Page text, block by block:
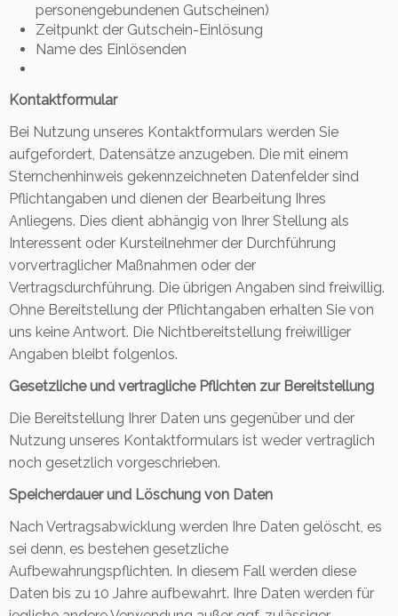
personengebundenen Gutscheinen)
Zeitpunkt der Gutschein-Einlösung
Name des Einlösenden
Kontaktformular
Bei Nutzung unseres Kontaktformulars werden Sie
aufgefordert, Datensätze anzugeben. Die mit einem
Sternchenhinweis gekennzeichneten Datenfelder sind
Pflichtangaben und dienen der Bearbeitung Ihres
Anliegens. Dies dient abhängig von Ihrer Stellung als
Interessent oder Kursteilnehmer der Durchführung
vorvertraglicher Maßnahmen oder der
Vertragsdurchführung. Die übrigen Angaben sind freiwillig.
Ohne Bereitstellung der Pflichtangaben erhalten Sie von
uns keine Antwort. Die Nichtbereitstellung freiwilliger
Angaben bleibt folgenlos.
Gesetzliche und vertragliche Pflichten zur Bereitstellung
Die Bereitstellung Ihrer Daten uns gegenüber und der
Nutzung unseres Kontaktformulars ist weder vertraglich
noch gesetzlich vorgeschrieben.
Speicherdauer und Löschung von Daten
Nach Vertragsabwicklung werden Ihre Daten gelöscht, es
sei denn, es bestehen gesetzliche
Aufbewahrungspflichten. In diesem Fall werden diese
Daten bis zu 10 Jahre aufbewahrt. Ihre Daten werden für